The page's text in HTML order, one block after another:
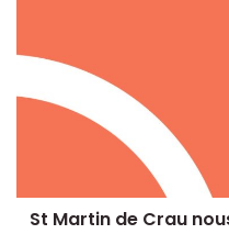
St Martin de Crau